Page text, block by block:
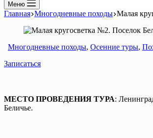
Меню
Главная Многодневные походы Малая
Многодневные походы, Осенние туры,
Записаться
МЕСТО ПРОВЕДЕНИЯ ТУРА:
Беличье.